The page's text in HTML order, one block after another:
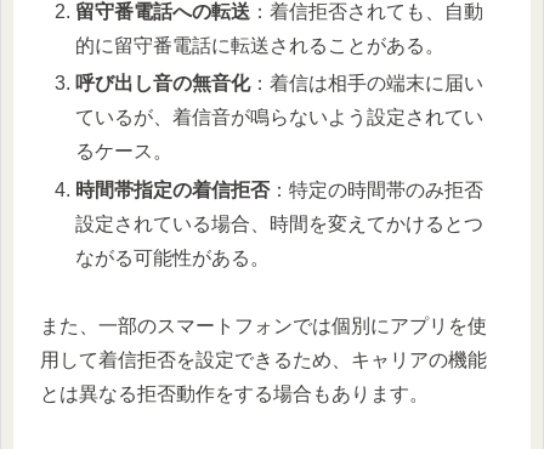
留守番電話への転送 ：着信拒否されても、自動
的に留守番電話に転送されることがある。
呼び出し音の無音化：着信は相手の端末に届い
ているが、着信音が鳴らないよう設定されてい
るケース。
時間帯指定の着信拒否：特定の時間帯のみ拒否
設定されている場合、時間を変えてかけるとつ
ながる可能性がある。
また、一部のスマートフォンでは個別にアプリを使
用して着信拒否を設定できるため、キャリアの機能
とは異なる拒否動作をする場合もあります。